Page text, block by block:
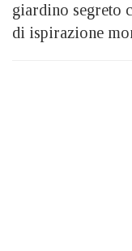
giardino segreto
di ispirazione